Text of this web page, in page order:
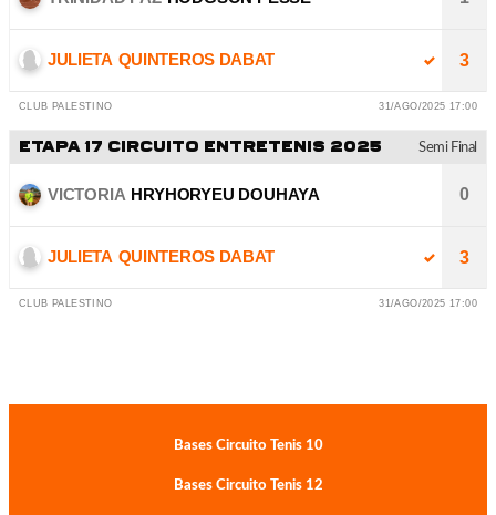
JULIETA QUINTEROS DABAT 3
CLUB PALESTINO 31/AGO/2025 17:00
ETAPA 17 CIRCUITO ENTRETENIS 2025 Semi Final
VICTORIA HRYHORYEU DOUHAYA 0
JULIETA QUINTEROS DABAT 3
CLUB PALESTINO 31/AGO/2025 17:00
Bases Circuito Tenis 10
Bases Circuito Tenis 12